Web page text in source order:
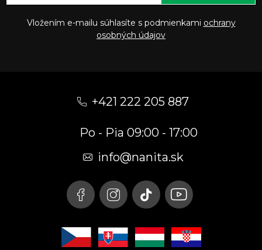
Vložením e-mailu súhlasíte s podmienkami ochrany
osobných údajov
+421 222 205 887
Po - Pia 09:00 - 17:00
info@nanita.sk